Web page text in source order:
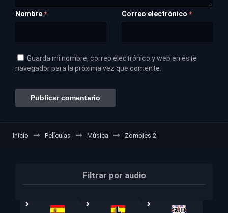
Nombre * Correo electrónico *
Guarda mi nombre, correo electrónico y web en este
navegador para la próxima vez que comente.
Inicio Películas Música Zombies 2
Filtrar por audio